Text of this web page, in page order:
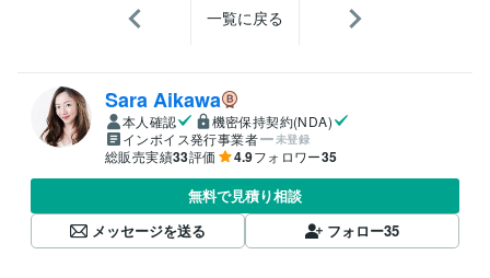
一覧に戻る
Sara Aikawa
本人確認
機密保持契約(NDA)
インボイス発行事業者
未登録
総販売実績33評価 4.9フォロワー35
無料で見積り相談
メッセージを送る
フォロー35